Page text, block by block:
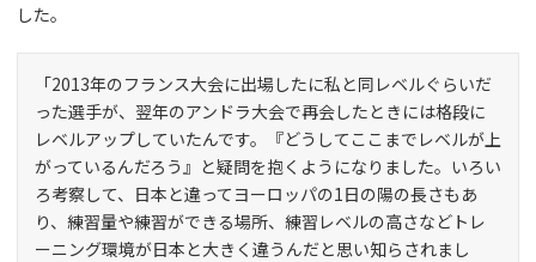
した。
「2013年のフランス大会に出場したに私と同レベルぐらいだ
った選手が、翌年のアンドラ大会で再会したときには格段に
レベルアップしていたんです。『どうしてここまでレベルが上
がっているんだろう』と疑問を抱くようになりました。いろい
ろ考察して、日本と違ってヨーロッパの1日の陽の長さもあ
り、練習量や練習ができる場所、練習レベルの高さなどトレ
ーニング環境が日本と大きく違うんだと思い知らされまし